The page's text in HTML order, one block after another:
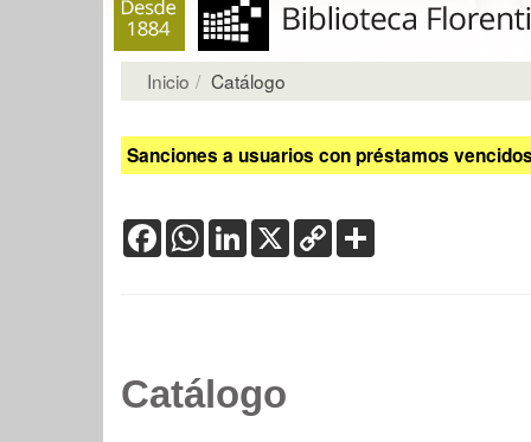
Inicio Catálogo
Sanciones a usuarios con préstamos
FacebookWhatsApp
LinkedIn
X Copy
Link
Catálogo